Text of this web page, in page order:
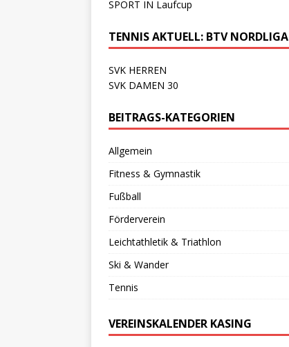
SPORT IN Laufcup
TENNIS AKTUELL: BTV NORDLIGA
SVK HERREN
SVK DAMEN 30
BEITRAGS-KATEGORIEN
Allgemein
Fitness & Gymnastik
Fußball
Förderverein
Leichtathletik & Triathlon
Ski & Wander
Tennis
VEREINSKALENDER KASING